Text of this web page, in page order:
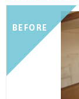
BEFORE